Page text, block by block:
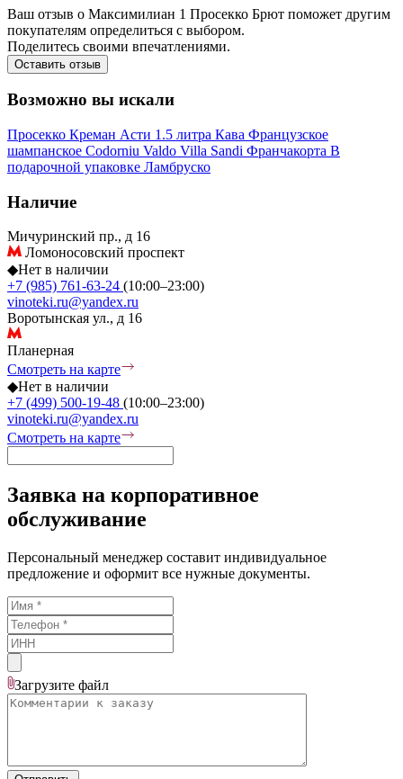
Ваш отзыв о Максимилиан 1 Просекко Брют поможет другим
покупателям определиться с выбором.
Поделитесь своими впечатлениями.
Оставить отзыв
Возможно вы искали
Просекко Креман Асти 1.5 литра Кава Французское
шампанское Codorniu Valdo Villa Sandi Франчакорта В
подарочной упаковке Ламбруско
Наличие
Мичуринский пр., д 16
Ломоносовский проспект
◆Нет в наличии
+7 (985) 761-63-24 (10:00–23:00)
vinoteki.ru@yandex.ru
Воротынская ул., д 16
Планерная
Смотреть на карте
◆Нет в наличии
+7 (499) 500-19-48 (10:00–23:00)
vinoteki.ru@yandex.ru
Смотреть на карте
Заявка на корпоративное
обслуживание
Персональный менеджер составит индивидуальное
предложение и оформит все нужные документы.
Загрузите файл